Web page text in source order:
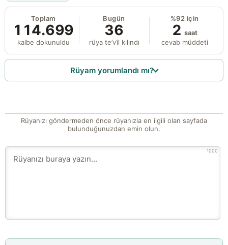
Toplam
114.699
kalbe dokunuldu
Bugün
36
rüya te’vîl kılındı
%92 için
2 saat
cevab müddeti
Rüyam yorumlandı mı?
Rüyanızı göndermeden önce rüyanızla en ilgili olan sayfada
bulunduğunuzdan emin olun.
1000